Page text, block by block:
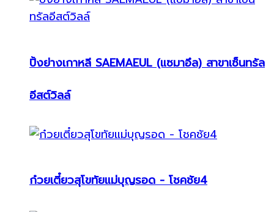
ปิ้งย่างเกาหลี SAEMAEUL (แซมาอึล) สาขาเซ็นทรัล
อีสต์วิลล์
ก๋วยเตี๋ยวสุโขทัยแม่บุญรอด - โชคชัย4